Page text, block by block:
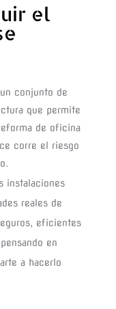
el
conjunto de
que permite
de oficina
corre el riesgo
instalaciones
reales de
eficientes
en
a hacerlo